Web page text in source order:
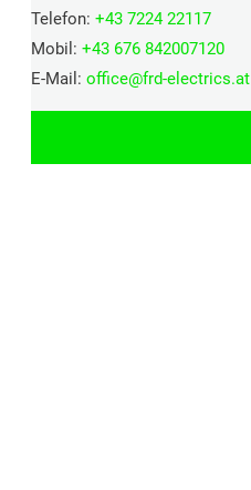
Telefon: +43 7224 22117
Mobil: +43 676 842007120
E-Mail: office@frd-electrics.at